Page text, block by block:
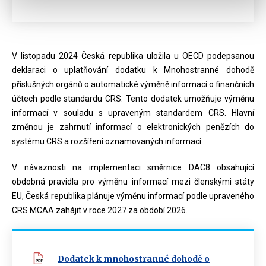
V listopadu 2024 Česká republika uložila u OECD podepsanou
deklaraci o uplatňování dodatku k Mnohostranné dohodě
příslušných orgánů o automatické výměně informací o finančních
účtech podle standardu CRS. Tento dodatek umožňuje výměnu
informací v souladu s upraveným standardem CRS. Hlavní
změnou je zahrnutí informací o elektronických penězích do
systému CRS a rozšíření oznamovaných informací.
V návaznosti na implementaci směrnice DAC8 obsahující
obdobná pravidla pro výměnu informací mezi členskými státy
EU, Česká republika plánuje výměnu informací podle upraveného
CRS MCAA zahájit v roce 2027 za období 2026.
Dodatek k mnohostranné dohodě o